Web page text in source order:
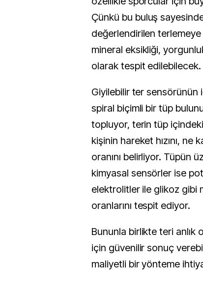
Çünkü bu buluş
değerlendirilen terlemeye
mineral eksikliği,
olarak tespit edilebilecek.
Giyilebilir ter
spiral biçimli bir tüp
topluyor, terin tüp
kişinin hareket hızını,
oranını belirliyor. Tüpün
kimyasal sensörler ise
elektrolitler ile glikoz gibi
oranlarını tespit ediyor.
Bununla birlikte teri anlık
için güvenilir sonuç
maliyetli bir yönteme